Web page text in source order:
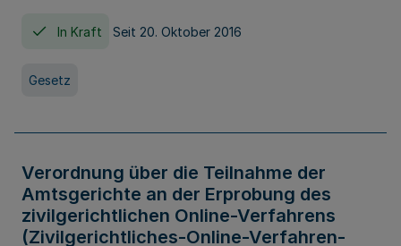
In Kraft Seit 20. Oktober 2016
Gesetz
Verordnung über die Teilnahme der
Amtsgerichte an der Erprobung des
zivilgerichtlichen Online-Verfahrens
(Zivilgerichtliches-Online-Verfahren-